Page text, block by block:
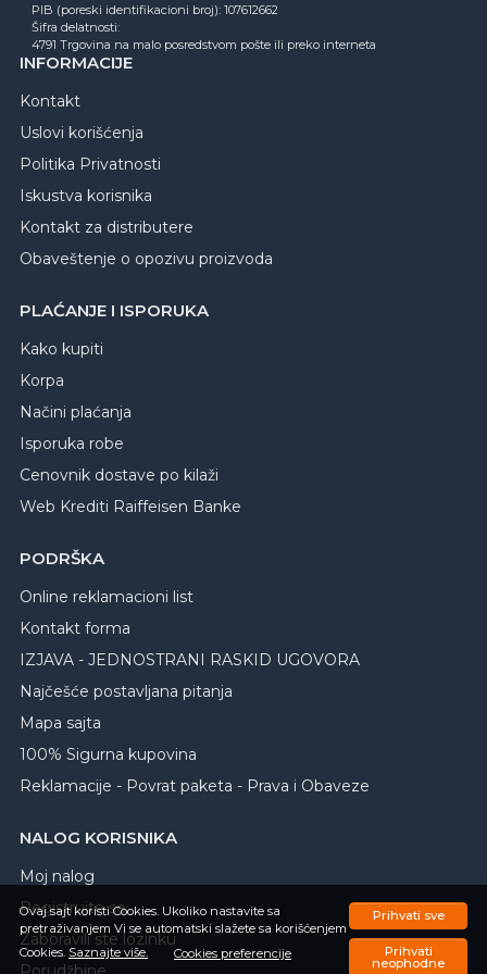
Ovaj sajt koristi Cookies. Ukoliko nastavite sa
pretraživanjem Vi se automatski slažete sa korišćenjem
Cookies. Saznajte više. Cookies preferencije
Prihvati sve
Prihvati
neophodne
PIB (poreski identifikacioni broj): 107612662
Šifra delatnosti:
4791 Trgovina na malo posredstvom pošte ili preko interneta
INFORMACIJE
Kontakt
Uslovi korišćenja
Politika Privatnosti
Iskustva korisnika
Kontakt za distributere
Obaveštenje o opozivu proizvoda
PLAĆANJE I ISPORUKA
Kako kupiti
Korpa
Načini plaćanja
Isporuka robe
Cenovnik dostave po kilaži
Web Krediti Raiffeisen Banke
PODRŠKA
Online reklamacioni list
Kontakt forma
IZJAVA - JEDNOSTRANI RASKID UGOVORA
Najčešće postavljana pitanja
Mapa sajta
100% Sigurna kupovina
Reklamacije - Povrat paketa - Prava i Obaveze
NALOG KORISNIKA
Moj nalog
Registrujte se
Zaboravili ste lozinku